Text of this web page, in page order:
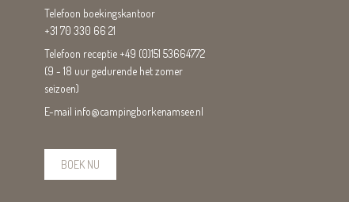
Telefoon boekingskantoor
+31 70 330 66 21
Telefoon receptie +49 (0)151 53664772
(9 - 18 uur gedurende het zomer
seizoen)
E-mail info@campingborkenamsee.nl
BOEK NU